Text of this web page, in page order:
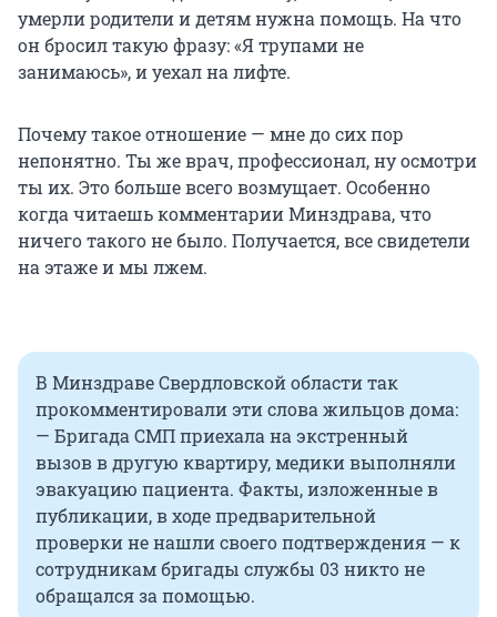
умерли родители и детям нужна помощь. На что
он бросил такую фразу: «Я трупами не
занимаюсь», и уехал на лифте.
Почему такое отношение — мне до сих пор
непонятно. Ты же врач, профессионал, ну осмотри
ты их. Это больше всего возмущает. Особенно
когда читаешь комментарии Минздрава, что
ничего такого не было. Получается, все свидетели
на этаже и мы лжем.
В Минздраве Свердловской области так
прокомментировали эти слова жильцов дома:
— Бригада СМП приехала на экстренный
вызов в другую квартиру, медики выполняли
эвакуацию пациента. Факты, изложенные в
публикации, в ходе предварительной
проверки не нашли своего подтверждения — к
сотрудникам бригады службы 03 никто не
обращался за помощью.